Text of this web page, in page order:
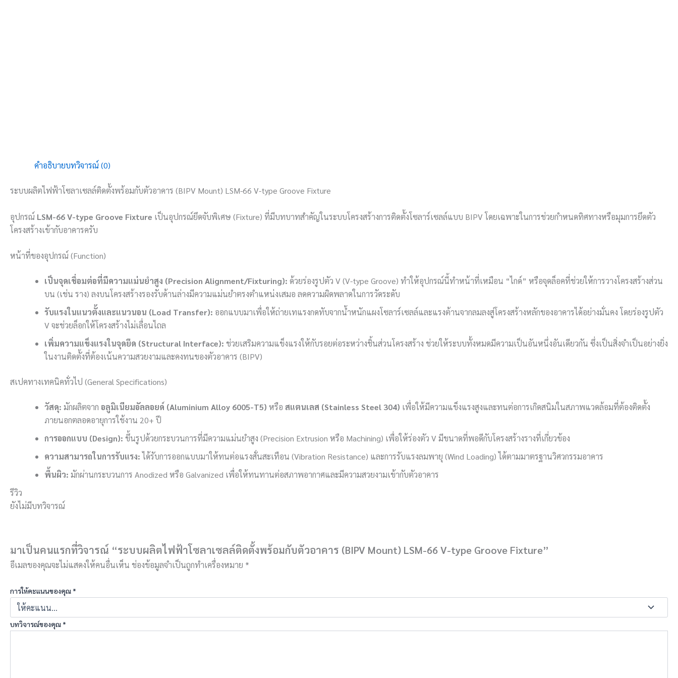
คำอธิบายบทวิจารณ์ (0)
ระบบผลิตไฟฟ้าโซลาเซลล์ติดตั้งพร้อมกับตัวอาคาร (BIPV Mount) LSM-66 V-type Groove Fixture
อุปกรณ์ LSM-66 V-type Groove Fixture เป็นอุปกรณ์ยึดจับพิเศษ (Fixture) ที่มีบทบาทสำคัญในระบบโครงสร้างการติดตั้งโซลาร์เซลล์แบบ BIPV โดยเฉพาะในการช่วยกำหนดทิศทางหรือมุมการยึดตัว
โครงสร้างเข้ากับอาคารครับ
หน้าที่ของอุปกรณ์ (Function)
เป็นจุดเชื่อมต่อที่มีความแม่นยำสูง (Precision Alignment/Fixturing): ด้วยร่องรูปตัว V (V-type Groove) ทำให้อุปกรณ์นี้ทำหน้าที่เหมือน “ไกด์” หรือจุดล็อคที่ช่วยให้การวางโครงสร้างส่วน
บน (เช่น ราง) ลงบนโครงสร้างรองรับด้านล่างมีความแม่นยำตรงตำแหน่งเสมอ ลดความผิดพลาดในการวัดระดับ
รับแรงในแนวตั้งและแนวนอน (Load Transfer): ออกแบบมาเพื่อให้ถ่ายเทแรงกดทับจากน้ำหนักแผงโซลาร์เซลล์และแรงต้านจากลมลงสู่โครงสร้างหลักของอาคารได้อย่างมั่นคง โดยร่องรูปตัว
V จะช่วยล็อกให้โครงสร้างไม่เลื่อนไถล
เพิ่มความแข็งแรงในจุดยึด (Structural Interface): ช่วยเสริมความแข็งแรงให้กับรอยต่อระหว่างชิ้นส่วนโครงสร้าง ช่วยให้ระบบทั้งหมดมีความเป็นอันหนึ่งอันเดียวกัน ซึ่งเป็นสิ่งจำเป็นอย่างยิ่ง
ในงานติดตั้งที่ต้องเน้นความสวยงามและคงทนของตัวอาคาร (BIPV)
สเปคทางเทคนิคทั่วไป (General Specifications)
วัสดุ: มักผลิตจาก อลูมิเนียมอัลลอยด์ (Aluminium Alloy 6005-T5) หรือ สแตนเลส (Stainless Steel 304) เพื่อให้มีความแข็งแรงสูงและทนต่อการเกิดสนิมในสภาพแวดล้อมที่ต้องติดตั้ง
ภายนอกตลอดอายุการใช้งาน 20+ ปี
การออกแบบ (Design): ขึ้นรูปด้วยกระบวนการที่มีความแม่นยำสูง (Precision Extrusion หรือ Machining) เพื่อให้ร่องตัว V มีขนาดที่พอดีกับโครงสร้างรางที่เกี่ยวข้อง
ความสามารถในการรับแรง:ได้รับการออกแบบมาให้ทนต่อแรงสั่นสะเทือน (Vibration Resistance) และการรับแรงลมพายุ (Wind Loading) ได้ตามมาตรฐานวิศวกรรมอาคาร
พื้นผิว: มักผ่านกระบวนการ Anodized หรือ Galvanized เพื่อให้ทนทานต่อสภาพอากาศและมีความสวยงามเข้ากับตัวอาคาร
รีวิว
ยังไม่มีบทวิจารณ์
มาเป็นคนแรกที่วิจารณ์ “ระบบผลิตไฟฟ้าโซลาเซลล์ติดตั้งพร้อมกับตัวอาคาร (BIPV Mount) LSM-66 V-type Groove Fixture”
อีเมลของคุณจะไม่แสดงให้คนอื่นเห็น ช่องข้อมูลจำเป็นถูกทำเครื่องหมาย *
การให้คะแนนของคุณ *
บทวิจารณ์ของคุณ *